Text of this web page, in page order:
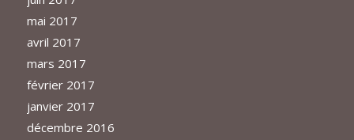
mai 2017
avril 2017
mars 2017
février 2017
janvier 2017
décembre 2016